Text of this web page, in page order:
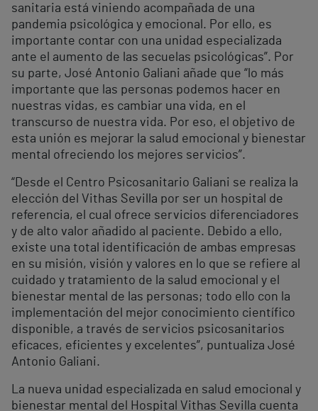
sanitaria está viniendo acompañada de una
pandemia psicológica y emocional. Por ello, es
importante contar con una unidad especializada
ante el aumento de las secuelas psicológicas”. Por
su parte, José Antonio Galiani añade que “lo más
importante que las personas podemos hacer en
nuestras vidas, es cambiar una vida, en el
transcurso de nuestra vida. Por eso, el objetivo de
esta unión es mejorar la salud emocional y bienestar
mental ofreciendo los mejores servicios”.
“Desde el Centro Psicosanitario Galiani se realiza la
elección del Vithas Sevilla por ser un hospital de
referencia, el cual ofrece servicios diferenciadores
y de alto valor añadido al paciente. Debido a ello,
existe una total identificación de ambas empresas
en su misión, visión y valores en lo que se refiere al
cuidado y tratamiento de la salud emocional y el
bienestar mental de las personas; todo ello con la
implementación del mejor conocimiento científico
disponible, a través de servicios psicosanitarios
eficaces, eficientes y excelentes”, puntualiza José
Antonio Galiani.
La nueva unidad especializada en salud emocional y
bienestar mental del Hospital Vithas Sevilla cuenta